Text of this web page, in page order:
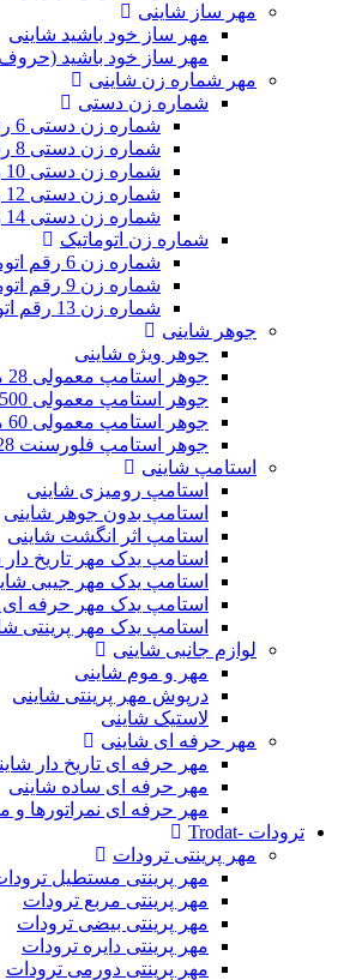
مهر ساز شاینی
مهر ساز خود باشید شاینی
مهر ساز خود باشید
مهر شماره زن شاینی
شماره زن دستی
شماره زن دستی 6 رقمی شاینی
شماره زن دستی 8 رقمی شاینی
شماره زن دستی 10 رقمی شاینی
شماره زن دستی 12 رقمی شاینی
شماره زن دستی 14 رقمی شاینی
شماره زن اتوماتیک
شماره زن 6 رقم اتوماتیک
شماره زن 9 رقم اتوماتیک
شماره زن 13 رقم اتوماتیک
جوهر شاینی
جوهر ویژه شاینی
جوهر استامپ معمولی 28 میل شاینی
جوهر استامپ معمولی 500 میل شاینی
جوهر استامپ معمولی 60 میل
جوهر استامپ فلورسنت 28 میل شاینی
استامپ شاینی
استامپ رومیزی شاینی
استامپ بدون جوهر شاینی
استامپ اثر انگشت شاینی
استامپ یدک مهر تاریخ
استامپ یدک مهر جیبی
استامپ یدک مهر حرفه ای
استامپ یدک مهر پرینتی
لوازم جانبی شاینی
مهر و موم شاینی
درپوش مهر پرینتی شاینی
لاستیک شاینی
مهر حرفه ای شاینی
مهر حرفه ای تاریخ دار
مهر حرفه ای ساده شاینی
مهر حرفه ای نمراتورها و
ترودات -Trodat
مهر پرینتی ترودات
مهر پرینتی مستطیل
مهر پرینتی مربع ترودات
مهر پرینتی بیضی ترودات
مهر پرینتی دایره ترودات
مهر پرینتی دورمی ترودات